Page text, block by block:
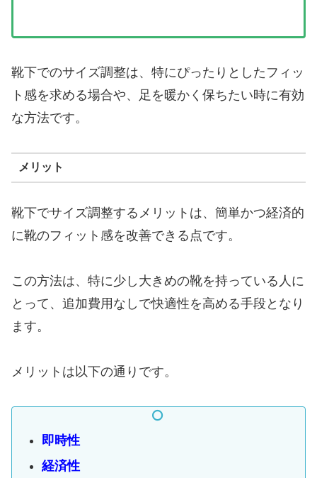
靴下でのサイズ調整は、特にぴったりとしたフィッ
ト感を求める場合や、足を暖かく保ちたい時に有効
な方法です。
メリット
靴下でサイズ調整するメリットは、簡単かつ経済的
に靴のフィット感を改善できる点です。
この方法は、特に少し大きめの靴を持っている人に
とって、追加費用なしで快適性を高める手段となり
ます。
メリットは以下の通りです。
即時性
経済性